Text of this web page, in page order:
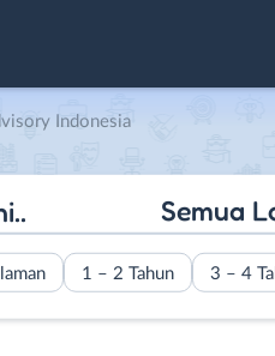
Indonesia
Semua
1 – 2 Tahun 3 – 4